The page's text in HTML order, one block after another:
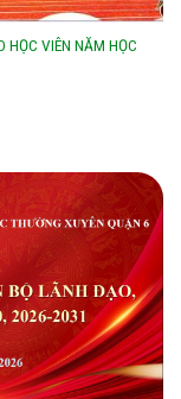
HỌC VIÊN NĂM HỌC